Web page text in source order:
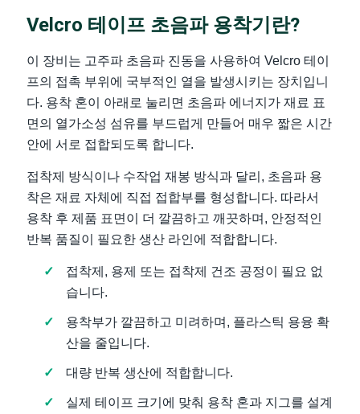
Velcro 테이프 초음파 용착기란?
이 장비는 고주파 초음파 진동을 사용하여 Velcro 테이
프의 접촉 부위에 국부적인 열을 발생시키는 장치입니
다. 용착 혼이 아래로 눌리면 초음파 에너지가 재료 표
면의 열가소성 섬유를 부드럽게 만들어 매우 짧은 시간
안에 서로 접합되도록 합니다.
접착제 방식이나 수작업 재봉 방식과 달리, 초음파 용
착은 재료 자체에 직접 접합부를 형성합니다. 따라서
용착 후 제품 표면이 더 깔끔하고 깨끗하며, 안정적인
반복 품질이 필요한 생산 라인에 적합합니다.
접착제, 용제 또는 접착제 건조 공정이 필요 없
습니다.
용착부가 깔끔하고 미려하며, 플라스틱 용융 확
산을 줄입니다.
대량 반복 생산에 적합합니다.
실제 테이프 크기에 맞춰 용착 혼과 지그를 설계